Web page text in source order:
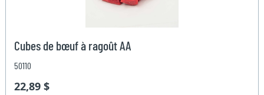
Cubes de bœuf à ragoût AA
50110
22,89 $